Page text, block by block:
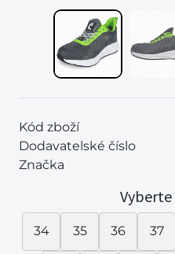
Kód zboží
Dodavatelské číslo
Značka
34 35 36 37